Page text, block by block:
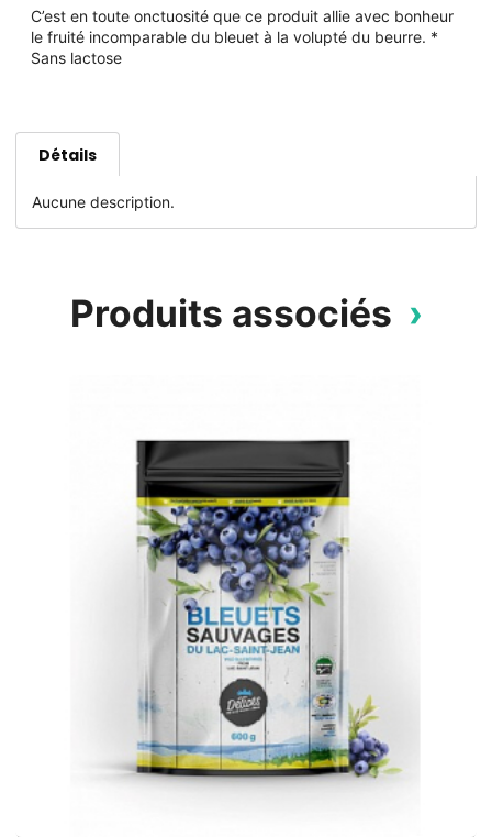
C’est en toute onctuosité que ce produit allie avec bonheur
le fruité incomparable du bleuet à la volupté du beurre. *
Sans lactose
Détails
Aucune description.
Produits associés